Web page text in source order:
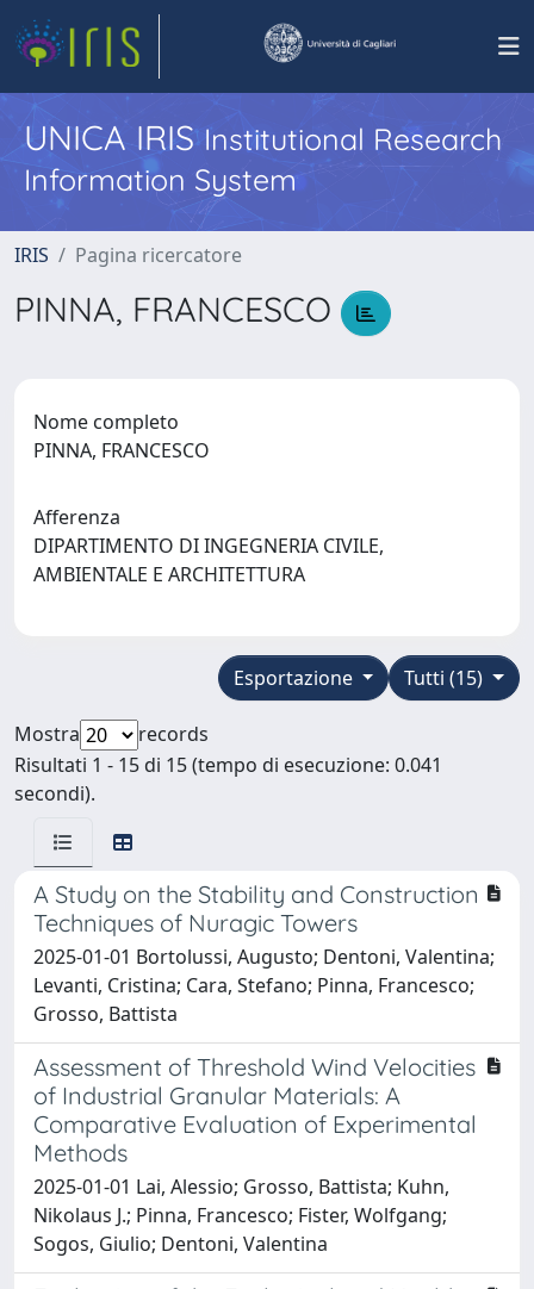
UNICA IRISInstitutional Research
Information System
IRIS Pagina ricercatore
PINNA, FRANCESCO
Nome completo
PINNA, FRANCESCO
Afferenza
DIPARTIMENTO DI INGEGNERIA CIVILE,
AMBIENTALE E ARCHITETTURA
Tutti (15)
Esportazione
Mostra
records
Risultati 1 - 15 di 15 (tempo di esecuzione: 0.041
secondi).
A Study on the Stability and Construction
Techniques of Nuragic Towers
2025-01-01 Bortolussi, Augusto; Dentoni, Valentina;
Levanti, Cristina; Cara, Stefano; Pinna, Francesco;
Grosso, Battista
Assessment of Threshold Wind Velocities
of Industrial Granular Materials: A
Comparative Evaluation of Experimental
Methods
2025-01-01 Lai, Alessio; Grosso, Battista; Kuhn,
Nikolaus J.; Pinna, Francesco; Fister, Wolfgang;
Sogos, Giulio; Dentoni, Valentina